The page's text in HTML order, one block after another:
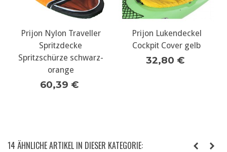
Prijon Nylon Traveller
Spritzdecke
Spritzschürze schwarz-
orange
60,39 €
Prijon Lukendeckel
Cockpit Cover gelb
32,80 €
14 ÄHNLICHE ARTIKEL IN DIESER KATEGORIE: